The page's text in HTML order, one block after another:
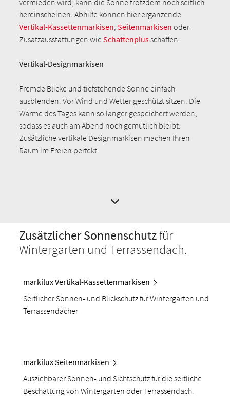
vermieden wird, kann die Sonne trotzdem noch seitlich
hereinscheinen. Abhilfe können hier ergänzende
Vertikal-Kassettenmarkisen,Seitenmarkisen oder
Zusatzausstattungen wieSchattenplusschaffen.
Vertikal-Designmarkisen
Fremde Blicke und tiefstehende Sonne einfach
ausblenden. Vor Wind und Wetter geschützt sitzen. Die
Wärme des Tages kann so länger gespeichert werden,
sodass es auch am Abend noch gemütlich bleibt.
Zusätzliche vertikale Designmarkisen machen Ihren
Raum im Freien perfekt.
Zusätzlicher Sonnenschutzfür
Wintergarten und Terrassendach.
markilux Vertikal-Kassettenmarkisen
Seitlicher Sonnen- und Blickschutz für Wintergärten und
Terrassendächer
markilux Seitenmarkisen
Ausziehbarer Sonnen- und Sichtschutz für die seitliche
Beschattung von Wintergarten oder Terrassendach.